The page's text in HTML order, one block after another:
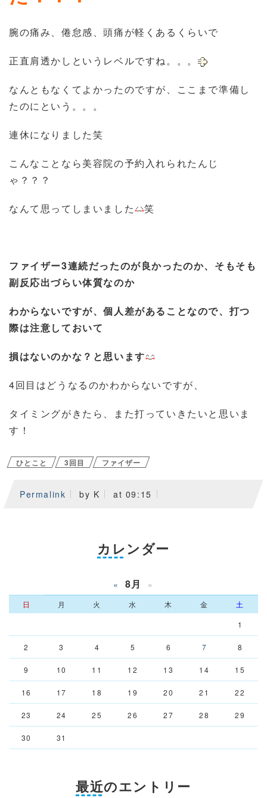
腕の痛み、倦怠感、頭痛が軽くあるくらいで
正直肩透かしというレベルですね。。。
なんともなくてよかったのですが、ここまで準備し
たのにという。。。
連休になりました笑
こんなことなら美容院の予約入れられたんじ
ゃ？？？
なんて思ってしまいました 笑
ファイザー3連続だったのが良かったのか、そもそも
副反応出づらい体質なのか
わからないですが、個人差があることなので、打つ
際は注意しておいて
損はないのかな？と思います
4回目はどうなるのかわからないですが、
タイミングがきたら、また打っていきたいと思いま
す！
ひとこと 3回目 ファイザー
Permalink by K at 09:15
カレンダー
« 8月 »
日 月 火 水 木 金
土
1
2 3 4 5 6 7 8
9 10 11 12 13 14 15
16 17 18 19 20 21 22
23 24 25 26 27 28 29
30 31
最近のエントリー